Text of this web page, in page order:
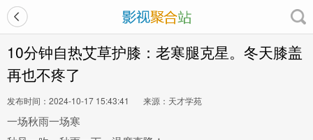
10分钟自热艾草护膝：老寒腿克星。冬天膝盖
再也不疼了
发布时间：2024-10-17 15:43:41 来源：天才学苑
一场秋雨一场寒